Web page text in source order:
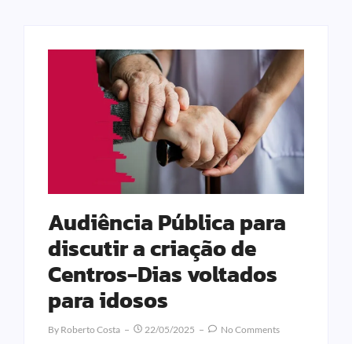
Audiência Pública para
discutir a criação de
Centros-Dias voltados
para idosos
By Roberto Costa 22/05/2025 No Comments